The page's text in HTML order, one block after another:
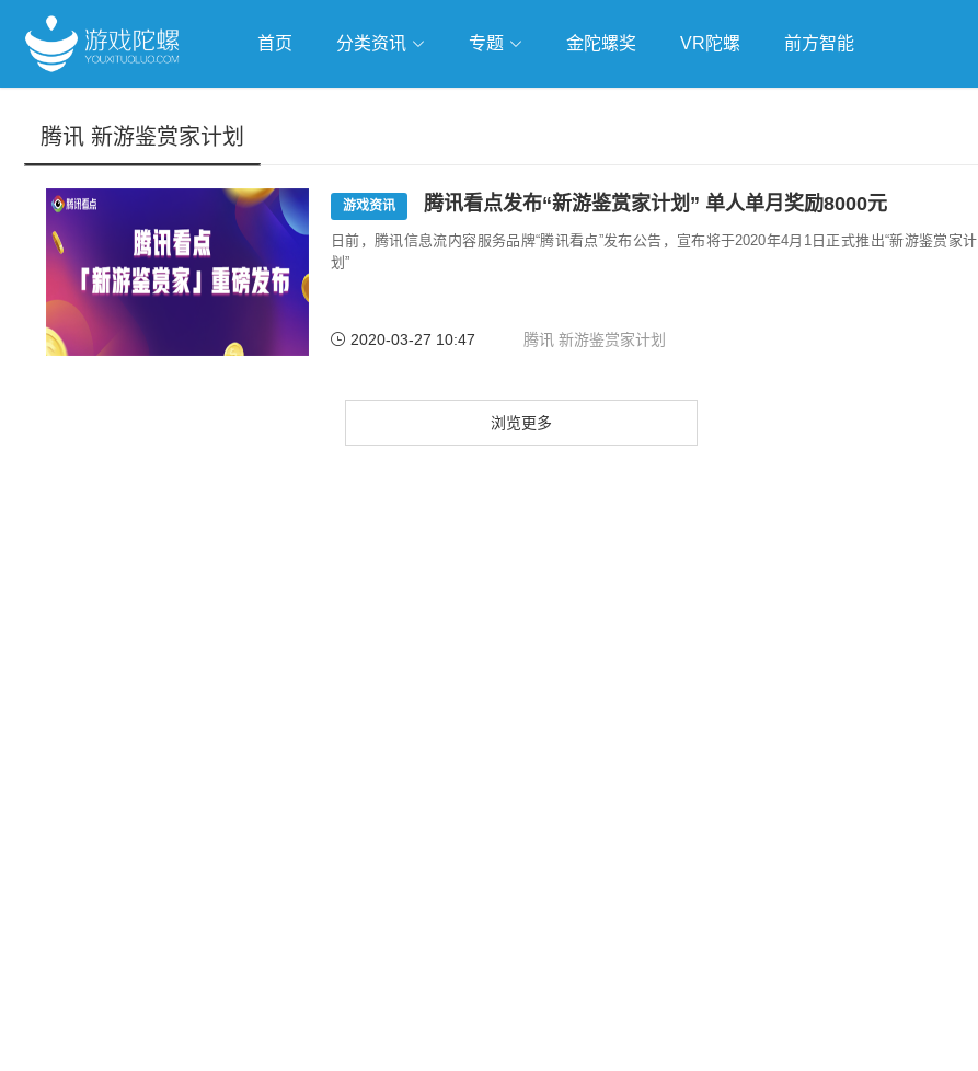
首页 分类资讯 专题
跨界Talk
金陀螺奖 VR陀螺 前方智能
腾讯 新游鉴赏家计划
游戏资讯 腾讯看点发布“新游鉴赏家计划” 单人单月奖励8000元
日前，腾讯信息流内容服务品牌“腾讯看点”发布公告，宣布将于2020年4月1日正式推出“新游鉴赏家计
划”
2020-03-27 10:47 腾讯 新游鉴赏家计划
浏览更多